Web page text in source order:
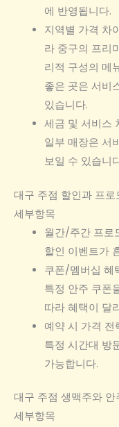
에 반영됩니다.
지역별 가격 차
라 중구의 프리
리적 구성의 메
좋은 곳은 서비
있습니다.
세금 및 서비스
일부 매장은 서
보일 수 있습니
대구 주점 할인과 프로
세부항목
월간/주간 프로
할인 이벤트가
쿠폰/멤버십 혜
특정 안주 쿠폰
따라 혜택이 달
예약 시 가격 전
특정 시간대 방
가능합니다.
대구 주점 생맥주와 안
세부항목